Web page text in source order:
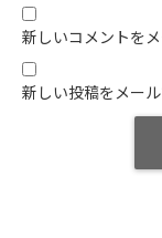
新しいコメントを
新しい投稿をメー